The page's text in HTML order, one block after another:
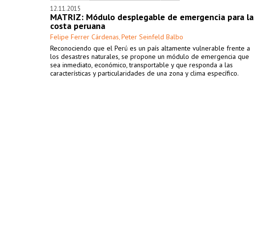
12.11.2015
MATRIZ: Módulo desplegable de emergencia para la
costa peruana
Felipe Ferrer Cárdenas, Peter Seinfeld Balbo
Reconociendo que el Perú es un país altamente vulnerable frente a
los desastres naturales, se propone un módulo de emergencia que
sea inmediato, económico, transportable y que responda a las
características y particularidades de una zona y clima específico.